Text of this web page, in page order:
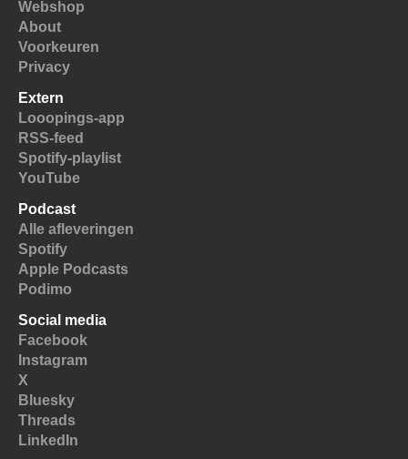
Webshop
About
Voorkeuren
Privacy
Extern
Looopings-app
RSS-feed
Spotify-playlist
YouTube
Podcast
Alle afleveringen
Spotify
Apple Podcasts
Podimo
Social media
Facebook
Instagram
X
Bluesky
Threads
LinkedIn